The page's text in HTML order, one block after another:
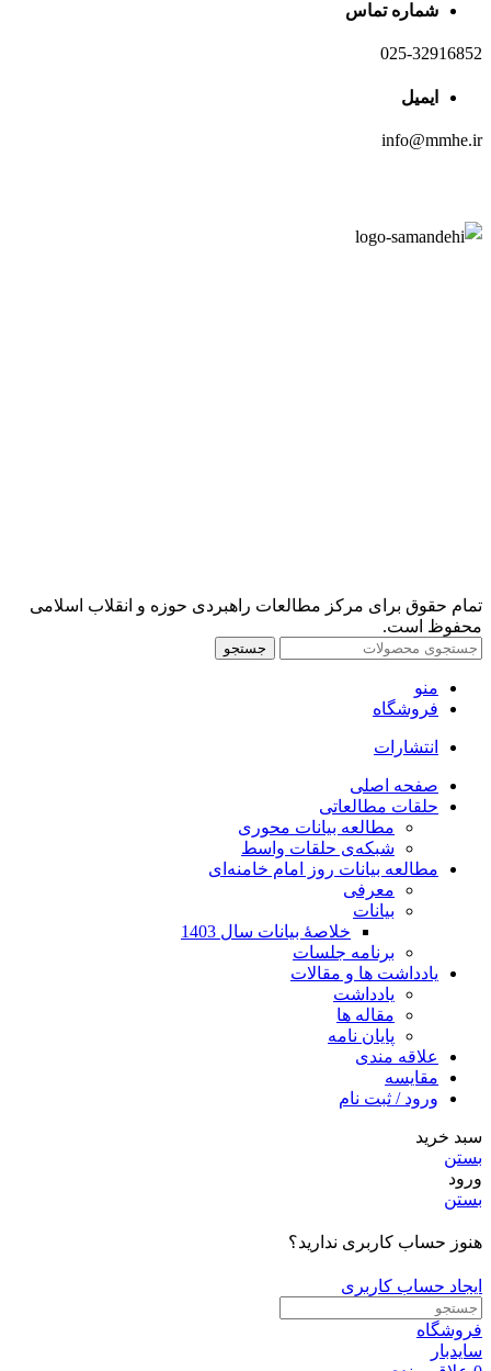
شماره تماس
025-32916852
ایمیل
info@mmhe.ir
تمام حقوق برای مرکز مطالعات راهبردی حوزه و انقلاب اسلامی
محفوظ است.
جستجو
منو
فروشگاه
انتشارات
صفحه اصلی
حلقات مطالعاتی
مطالعه بیانات محوری
شبکه‌ی حلقات واسط
مطالعه بیانات روز امام خامنه‌ای
معرفی
بیانات
خلاصۀ بیانات سال 1403
برنامه جلسات
یادداشت ها و مقالات
یادداشت
مقاله ها
پایان نامه
علاقه مندی
مقایسه
ورود / ثبت نام
سبد خرید
بستن
ورود
بستن
هنوز حساب کاربری ندارید؟
ایجاد حساب کاربری
فروشگاه
سایدبار